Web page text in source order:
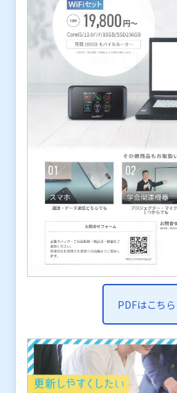
PDFはこちら